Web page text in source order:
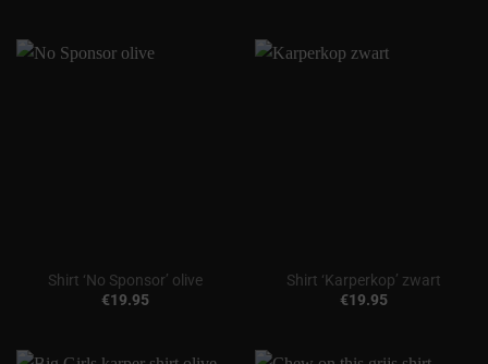
Shirt ‘No Sponsor’ olive
€19.95
Shirt ‘Karperkop’ zwart
€19.95